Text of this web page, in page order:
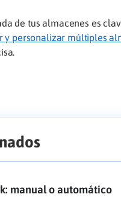
de tus almacenes es
y personalizar múltiples
manual o automático